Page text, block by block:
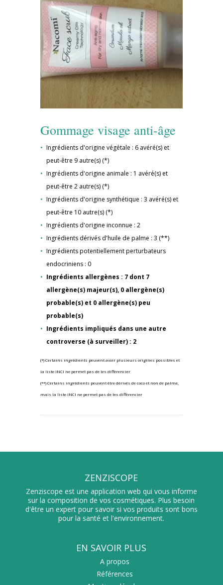
Gommage visage anti-âge
Ingrédients d'origine végétale : 6 avéré(s) et
peut-être 9 autre(s) (*)
Ingrédients d'origine animale : 1 avéré(s) et
peut-être 2 autre(s) (*)
Ingrédients d'origine synthétique : 3 avéré(s) et
peut-être 10 autre(s) (*)
Ingrédients d'origine inconnue : 2
Ingrédients dérivés d'huile de palme : 3 (**)
Ingrédients potentiellement perturbateurs
endocriniens : 0
Ingrédients allergènes : 7 dont 7
allergène(s) majeur(s), 0 allergène(s)
probable(s) et 0 allergène(s) peu
probable(s)
Ingrédients impliqués dans une autre
controverse (à surveiller) : 2
(*) Certains ingrédients peuvent avoir plusieurs origines possibles et
la liste INCI ne permet pas de les différencier
(**) Certains ingrédients peuvent être dérivés de coco et non de palme,
mais la liste INCI ne permet pas de les différencier
ZENZISCOPE
Zenziscope est une application web qui vous informe
sur la composition de vos cosmétiques. Plus besoin
d'être un expert pour savoir si vos produits sont bons
pour la santé et l'environnement.
EN SAVOIR PLUS
A propos
Références